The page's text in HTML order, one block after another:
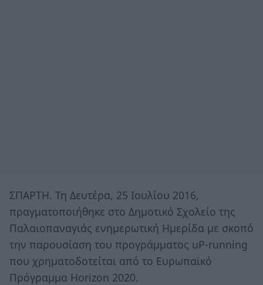
ΣΠΑΡΤΗ. Τη Δευτέρα, 25 Ιουλίου 2016,
πραγματοποιήθηκε στο Δημοτικό Σχολείο της
Παλαιοπαναγιάς ενημερωτική Ημερίδα με σκοπό
την παρουσίαση του προγράμματος uP-running
που χρηματοδοτείται από το Ευρωπαϊκό
Πρόγραμμα Horizon 2020.